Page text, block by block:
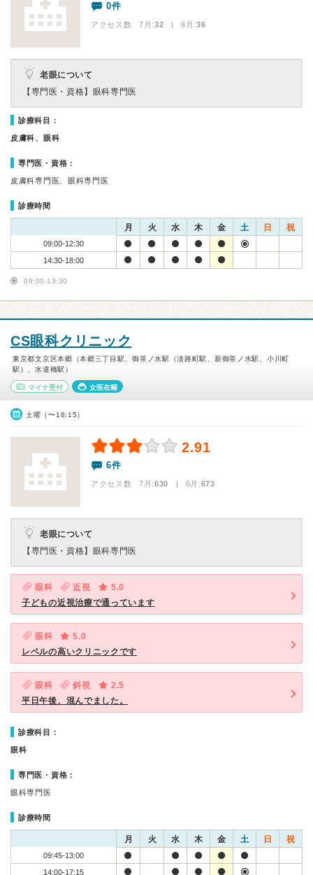
0件
アクセス数 7月:32 | 6月:36
老眼について
【専門医・資格】 眼科専門医
診療科目：
皮膚科、眼科
専門医・資格：
皮膚科専門医、眼科専門医
診療時間
月 火 水 木 金 土 日 祝
09:00-12:30
14:30-18:00
09:00-13:30
CS眼科クリニック
東京都文京区本郷（本郷三丁目駅、御茶ノ水駅（淡路町駅、新御茶ノ水駅、小川町
駅）、水道橋駅）
マイナ受付 女医在籍
土曜（〜16:15）
2.91
6件
アクセス数 7月:630 | 6月:673
老眼について
【専門医・資格】 眼科専門医
眼科 近視
5.0
子どもの近視治療で通っています
眼科
5.0
レベルの高いクリニックです
眼科 斜視
2.5
平日午後、混んでました。
診療科目：
眼科
専門医・資格：
眼科専門医
診療時間
月 火 水 木 金 土 日 祝
09:45-13:00
14:00-17:15